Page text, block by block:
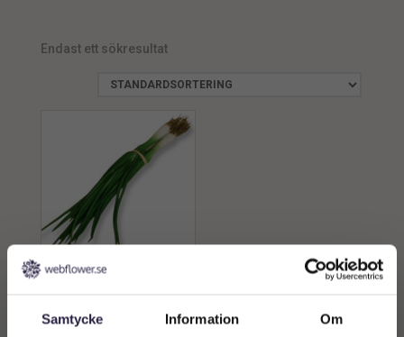
Samtycke Information Om
min.
Endast ett sökresultat
139